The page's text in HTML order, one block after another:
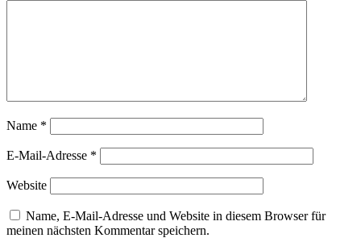
Name *
E-Mail-Adresse *
Website
Name, E-Mail-Adresse und Website in diesem Browser für
meinen nächsten Kommentar speichern.